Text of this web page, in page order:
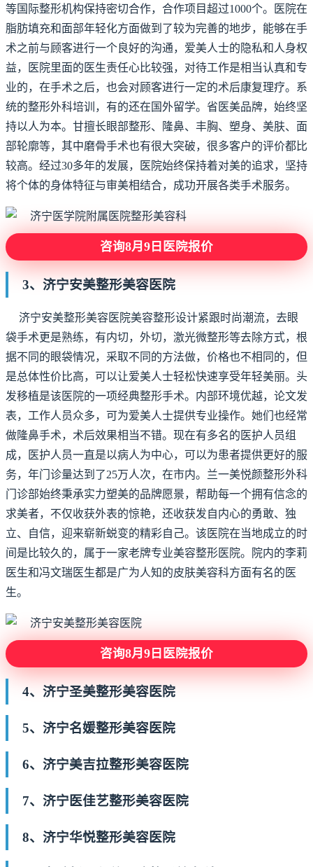
等国际整形机构保持密切合作，合作项目超过1000个。医院在
脂肪填充和面部年轻化方面做到了较为完善的地步，能够在手
术之前与顾客进行一个良好的沟通，爱美人士的隐私和人身权
益，医院里面的医生责任心比较强，对待工作是相当认真和专
业的，在手术之后，也会对顾客进行一定的术后康复理疗。系
统的整形外科培训，有的还在国外留学。省医美品牌，始终坚
持以人为本。甘擅长眼部整形、隆鼻、丰胸、塑身、美肤、面
部轮廓等，其中磨骨手术也有很大突破，很多客户的评价都比
较高。经过30多年的发展，医院始终保持着对美的追求，坚持
将个体的身体特征与审美相结合，成功开展各类手术服务。
咨询8月9日医院报价
3、济宁安美整形美容医院
济宁安美整形美容医院美容整形设计紧跟时尚潮流，去眼
袋手术更是熟练，有内切，外切，激光微整形等去除方式，根
据不同的眼袋情况，采取不同的方法做，价格也不相同的，但
是总体性价比高，可以让爱美人士轻松快速享受年轻美丽。头
发移植是该医院的一项经典整形手术。内部环境优越，论文发
表，工作人员众多，可为爱美人士提供专业操作。她们也经常
做隆鼻手术，术后效果相当不错。现在有多名的医护人员组
成，医护人员一直是以病人为中心，可以为患者提供更好的服
务，年门诊量达到了25万人次，在市内。兰一美悦颜整形外科
门诊部始终秉承实力塑美的品牌愿景，帮助每一个拥有信念的
求美者，不仅收获外表的惊艳，还收获发自内心的勇敢、独
立、自信，迎来崭新蜕变的精彩自己。该医院在当地成立的时
间是比较久的，属于一家老牌专业美容整形医院。院内的李莉
医生和冯文瑞医生都是广为人知的皮肤美容科方面有名的医
生。
咨询8月9日医院报价
4、济宁圣美整形美容医院
5、济宁名媛整形美容医院
6、济宁美吉拉整形美容医院
7、济宁医佳艺整形美容医院
8、济宁华悦整形美容医院